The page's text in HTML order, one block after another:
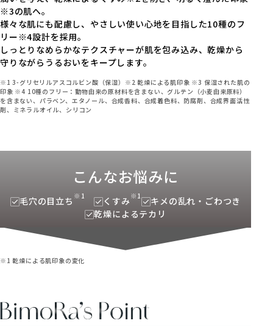
※3の肌へ。
様々な肌にも配慮し、やさしい使い心地を目指した10種のフ
リー※4設計を採用。
しっとりなめらかなテクスチャーが肌を包み込み、乾燥から
守りながらうるおいをキープします。
※1 3-グリセリルアスコルビン酸（保湿）※2 乾燥による肌印象 ※3 保湿された肌の
印象 ※4 10種のフリー：動物由来の原材料を含まない、グルテン（小麦由来原料）
を含まない、パラベン、エタノール、合成香料、合成着色料、防腐剤、合成界面活性
剤、ミネラルオイル、シリコン
こんなお悩みに
毛穴の目立ち ※1 くすみ※1
キメの乱れ・ごわつき
乾燥によるテカリ
※1 乾燥による肌印象の変化